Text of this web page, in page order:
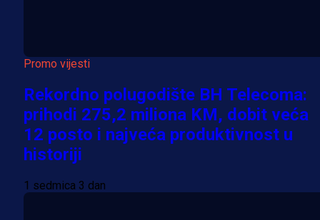
Promo vijesti
Rekordno polugodište BH Telecoma:
prihodi 275,2 miliona KM, dobit veća
12 posto i najveća produktivnost u
historiji
1 sedmica 3 dan